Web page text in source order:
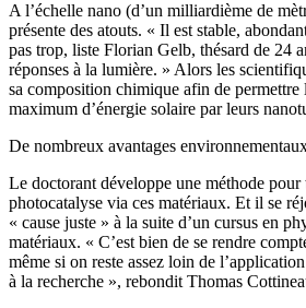
A l’échelle nano (d’un milliardième de
présente des atouts. « Il est stable,
pas trop, liste Florian Gelb, thésard de 24
réponses à la lumière. » Alors les
sa composition chimique afin de permettre
maximum d’énergie solaire par leurs
De nombreux avantages
Le doctorant développe une méthode pour
photocatalyse via ces matériaux. Et il se
« cause juste » à la suite d’un cursus en
matériaux. « C’est bien de se rendre
même si on reste assez loin de
à la recherche », rebondit Thomas